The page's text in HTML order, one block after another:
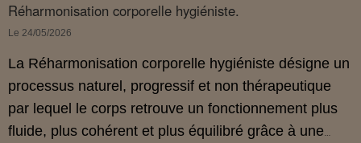
Réharmonisation corporelle hygiéniste.
Le 24/05/2026
La Réharmonisation corporelle hygiéniste désigne un
processus naturel, progressif et non thérapeutique
par lequel le corps retrouve un fonctionnement plus
fluide, plus cohérent et plus équilibré grâce à une